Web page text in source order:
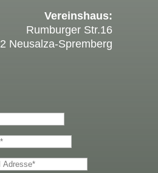
Vereinshaus:
Rumburger Str.16
Neusalza-Spremberg